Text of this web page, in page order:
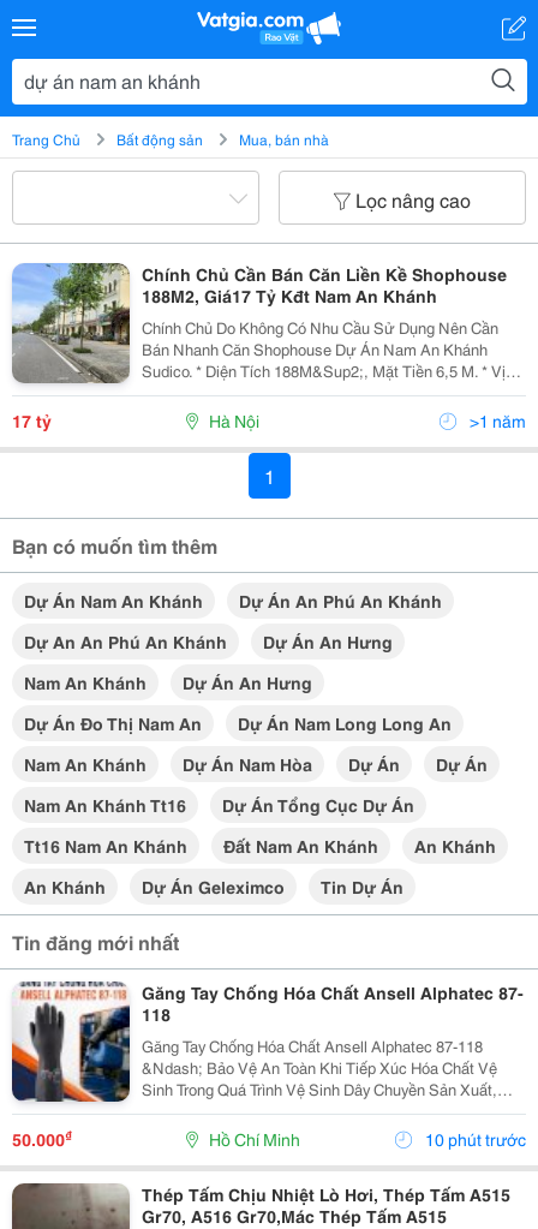
Trang Chủ Bất động sản Mua, bán nhà
Lọc nâng cao
Chính Chủ Cần Bán Căn Liền Kề Shophouse
188M2, Giá17 Tỷ Kđt Nam An Khánh
Chính Chủ Do Không Có Nhu Cầu Sử Dụng Nên Cần
Bán Nhanh Căn Shophouse Dự Án Nam An Khánh
Sudico. * Diện Tích 188M&Sup2;, Mặt Tiền 6,5 M. * Vị
Trí Đẹp, Đường Trước Mặt Rộng 26M&Sup2; Thông
Thoáng View Công Viên. * Hai Mặt Trc Sau Mặt Sau
Hưởng...
17 tỷ Hà Nội >1 năm
1
Bạn có muốn tìm thêm
Dự Án Nam An Khánh
Dự Án An Phú An Khánh
Dự An An Phú An Khánh
Dự Án An Hưng
Nam An Khánh
Dự Án An Hưng
Dự Án Đo Thị Nam An
Dự Án Nam Long Long An
Nam An Khánh
Dự Án Nam Hòa Dự Án
Dự Án
Nam An Khánh Tt16
Dự Án Tổng Cục Dự Án
Tt16 Nam An Khánh
Đất Nam An Khánh
An Khánh
An Khánh
Dự Án Geleximco Tin Dự Án
Tin đăng mới nhất
Găng Tay Chống Hóa Chất Ansell Alphatec 87-
118
Găng Tay Chống Hóa Chất Ansell Alphatec 87-118
&Ndash; Bảo Vệ An Toàn Khi Tiếp Xúc Hóa Chất Vệ
Sinh Trong Quá Trình Vệ Sinh Dây Chuyền Sản Xuất,
Nhà Máy Và Khu Công Nghiệp, Người Lao Động
Thường Xuyên Tiếp Xúc Với Hóa Chất Tẩy Rửa, Dung
Dịch Khử...
50.000₫ Hồ Chí Minh 10 phút trước
Thép Tấm Chịu Nhiệt Lò Hơi, Thép Tấm A515
Gr70, A516 Gr70,Mác Thép Tấm A515